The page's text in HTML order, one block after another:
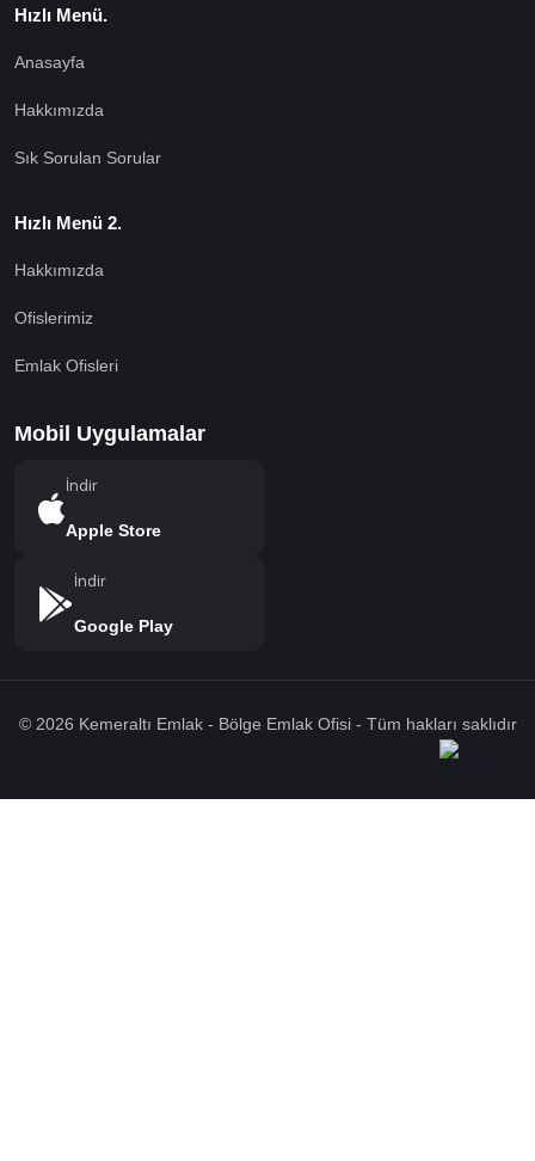
Hızlı Menü.
Anasayfa
Hakkımızda
Sık Sorulan Sorular
Hızlı Menü 2.
Hakkımızda
Ofislerimiz
Emlak Ofisleri
Mobil Uygulamalar
İndir
Apple Store
İndir
Google Play
© 2026 Kemeraltı Emlak - Bölge Emlak Ofisi - Tüm hakları saklıdır